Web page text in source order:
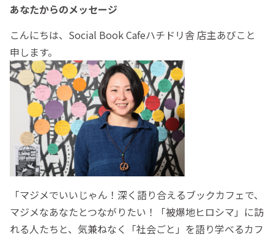
あなたからのメッセージ
こんにちは、Social Book Cafeハチドリ舎 店主あびこと
申します。
「マジメでいいじゃん！深く語り合えるブックカフェで、
マジメなあなたとつながりたい！「被爆地ヒロシマ」に訪
れる人たちと、気兼ねなく「社会ごと」を語り学べるカフ